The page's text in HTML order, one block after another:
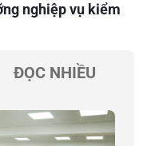
nghiệp vụ kiểm
ĐỌC NHIỀU